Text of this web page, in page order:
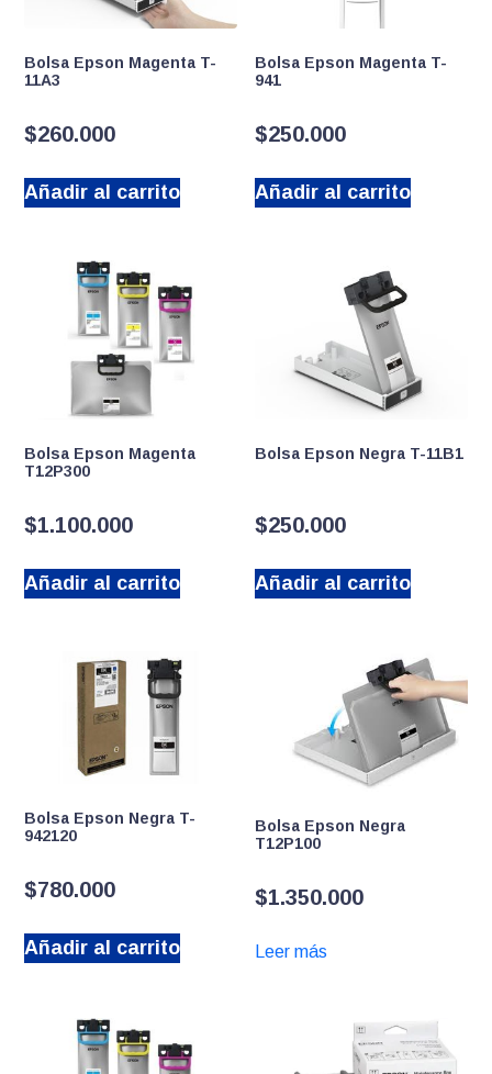
Bolsa Epson Magenta T-
11A3
$260.000
Añadir al carrito
Bolsa Epson Magenta T-
941
$250.000
Añadir al carrito
Bolsa Epson Magenta
T12P300
$1.100.000
Añadir al carrito
Bolsa Epson Negra T-11B1
$250.000
Añadir al carrito
Bolsa Epson Negra T-
942120
$780.000
Añadir al carrito
Bolsa Epson Negra
T12P100
$1.350.000
Leer más